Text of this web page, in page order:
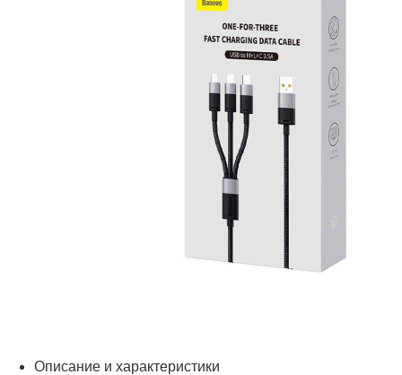
Описание и характеристики